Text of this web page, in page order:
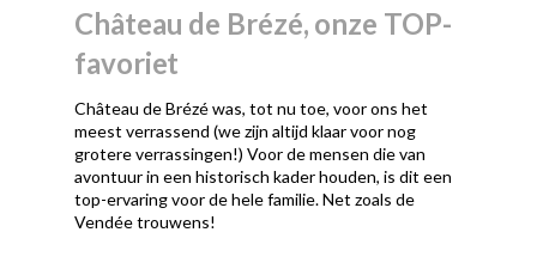
Château de Brézé, onze TOP-
favoriet
Château de Brézé was, tot nu toe, voor ons het
meest verrassend (we zijn altijd klaar voor nog
grotere verrassingen!) Voor de mensen die van
avontuur in een historisch kader houden, is dit een
top-ervaring voor de hele familie. Net zoals de
Vendée trouwens!